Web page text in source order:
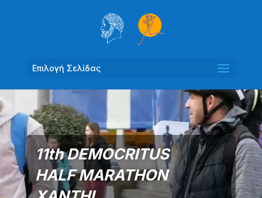
Επιλογή Σελίδας
Αναπαραγωγής
Βίντεο
11th DEMOCRITUS
HALF MARATHON